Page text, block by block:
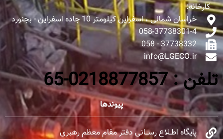
کارخانه:
خراسان شمالی ، اسفراین کیلومتر 10 جاده اسفراین - بجنورد
058-37738301-4
37738332 - 058
info@LGECO.ir
تلفن : 0218877857-65
پیوندها
پایگاه اطــلاع رســـانی دفتر مقام معظم رهبری